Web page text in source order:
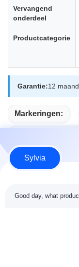
Vervangend
onderdeel
Productcategorie
Garantie:12
Markeringen:
Snel contact
Sylvia
Good day, what